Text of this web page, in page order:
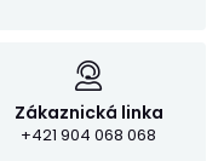
Zákaznická linka
+421 904 068 068